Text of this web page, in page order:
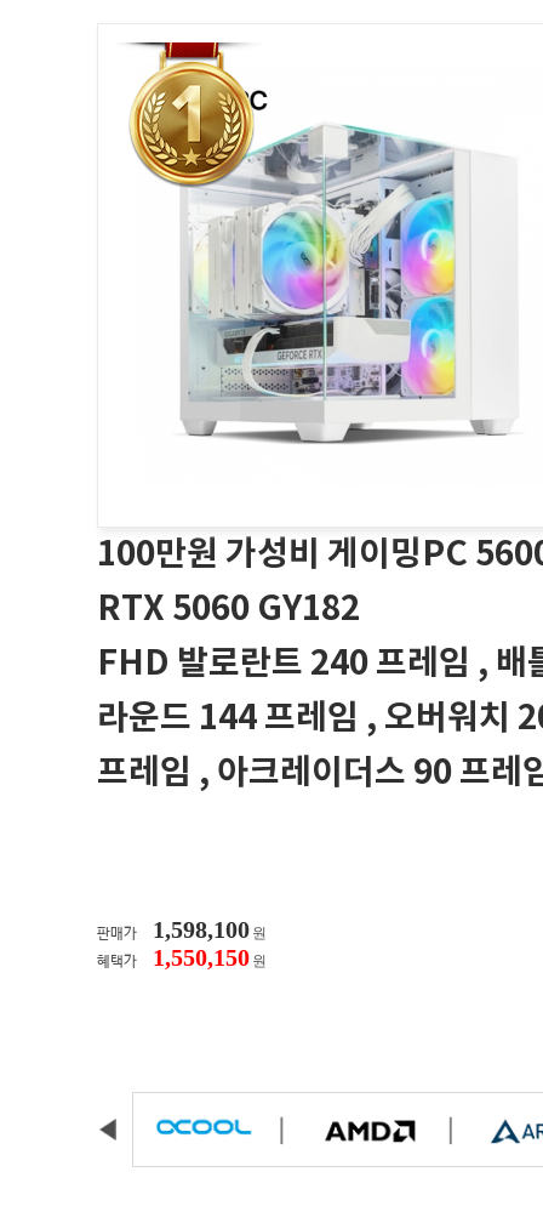
100만원 가성비 게이밍PC
RTX 5060 GY182
FHD 발로란트 240 프레임 , 배
라운드 144 프레임 , 오버워치
프레임 , 아크레이더스 90 프레
판매가 1,598,100 원
혜택가
1,550,150 원